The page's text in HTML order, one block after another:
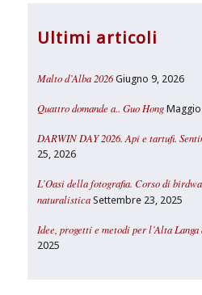
Ultimi articoli
Malto d’Alba 2026 Giugno 9, 2026
Quattro domande a.. Guo Hong
DARWIN DAY 2026. Api e tartufi.
25, 2026
L’Oasi della fotografia. Corso di
naturalistica Settembre 23, 2025
Idee, progetti e metodi per l’Alta
2025